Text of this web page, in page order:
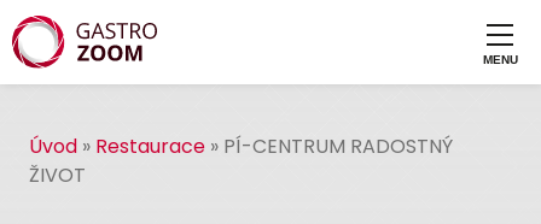
Úvod » Restaurace » PÍ-CENTRUM RADOSTNÝ
ŽIVOT